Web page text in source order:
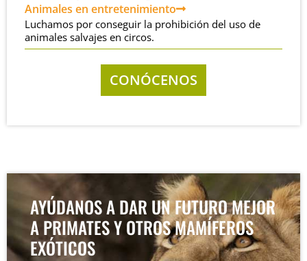
Animales en entretenimiento
Luchamos por conseguir la prohibición del uso de
animales salvajes en circos.
CONÓCENOS
AYÚDANOS A DAR UN FUTURO MEJOR
A PRIMATES Y OTROS MAMÍFEROS
EXÓTICOS